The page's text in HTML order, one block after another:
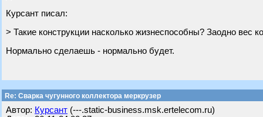
Курсант писал:
> Такие конструкции насколько жизнеспособны? Заодно вес
Нормально сделаешь - нормально будет.
Re: Сварка чугунного коллектора меркрузер
Автор: Курсант (---.static-business.msk.ertelecom.ru)